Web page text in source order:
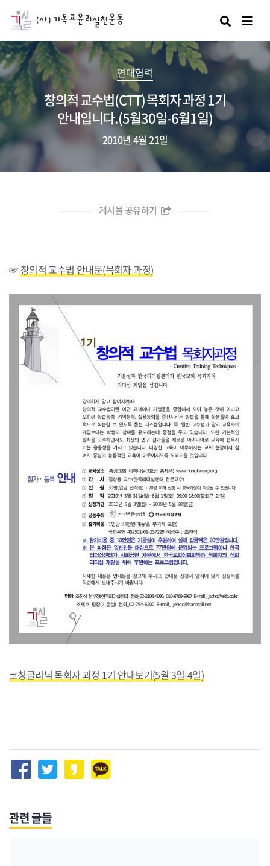
검색
연대협력
창의적 교수법(CTT) 목회자 과정 1기
안내입니다.(5월30일-6월1일)
2010년 4월 21일
게시물 공유하기
☞창의적 교수법 안내문(목회자 과정)
코칭클리닉 목회자 과정 1기 안내보기(5월 3일-4일)
관련 글들